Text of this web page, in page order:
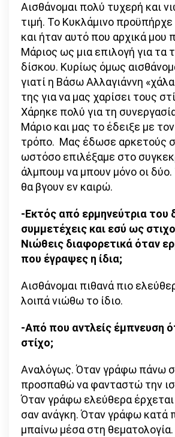
Αισθάνομαι πολύ τυχερή και
τιμή. Το Κυκλάμινο
και ήταν αυτό που αρχικά μου
Μάριος ως μια επιλογή για τα
δίσκου. Κυρίως όμως
γιατί η Βάσω Αλλαγιάννη
της για να μας χαρίσει τους
Χάρηκε πολύ για τη
Μάριο και μας το έδειξε με
τρόπο. Μας έδωσε αρκετούς
ωστόσο επιλέξαμε στο
άλμπουμ να μπουν μόνο οι
θα βγουν εν καιρώ.
-Εκτός από ερμηνεύτρια του
συμμετέχεις και εσύ ως
Νιώθεις διαφορετικά όταν
που έγραψες η ίδια;
Αισθάνομαι πιθανά πιο
λοιπά νιώθω το ίδιο.
-Από που αντλείς έμπνευση
στίχο;
Αναλόγως. Όταν γράφω πάνω
προσπαθώ να φανταστώ την
Όταν γράφω ελεύθερα
σαν ανάγκη. Όταν γράφω κατά
μπαίνω μέσα στη θεματολογία.